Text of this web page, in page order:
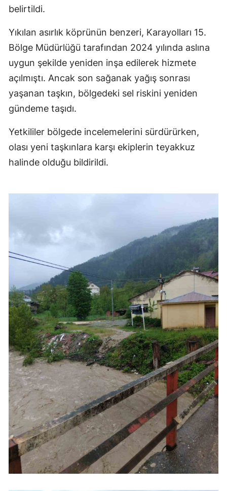
belirtildi.
Yıkılan asırlık köprünün benzeri, Karayolları 15.
Bölge Müdürlüğü tarafından 2024 yılında aslına
uygun şekilde yeniden inşa edilerek hizmete
açılmıştı. Ancak son sağanak yağış sonrası
yaşanan taşkın, bölgedeki sel riskini yeniden
gündeme taşıdı.
Yetkililer bölgede incelemelerini sürdürürken,
olası yeni taşkınlara karşı ekiplerin teyakkuz
halinde olduğu bildirildi.